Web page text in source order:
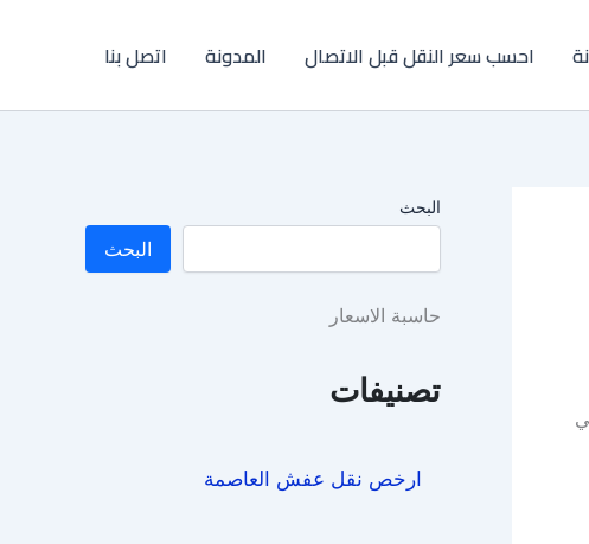
احسب سعر النقل قبل الاتصال المدونة اتصل بنا
البحث
البحث
حاسبة الاسعار
تصنيفات
ارخص نقل عفش العاصمة